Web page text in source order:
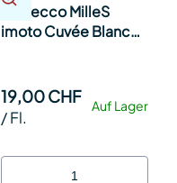
Prosecco MilleS
imoto Cuvée Blanc
Auf Lager
19,00 CHF
/Fl.